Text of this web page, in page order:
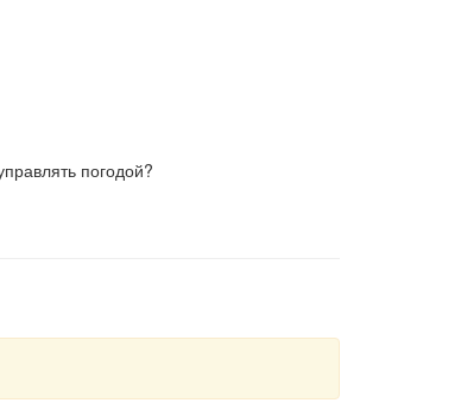
погодой?
явлению природы. В нем
процессы, влияющие на